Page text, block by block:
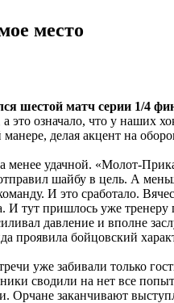
место
шестой матч серии 1/4
это означало, что у наших
делая акцент на
менее удачной. «Молот-
шайбу в цель. А
И это сработало.
И тут пришлось уже
давление и вполне
проявила бойцовский
уже забивали только
сводили на нет все
Орчане заканчивают